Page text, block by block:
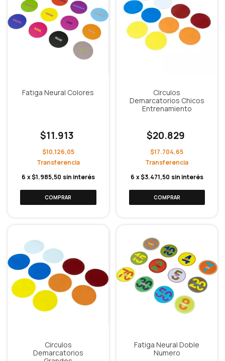
Fatiga Neural Colores
$11.913
$10.126,05
6 x$1.985,50 sin interés
Circulos
Demarcatorios Chicos
Entrenamiento
$20.829
$17.704,65
6 x$3.471,50 sin interés
Circulos
Demarcatorios
Fatiga Neural Doble
Numero